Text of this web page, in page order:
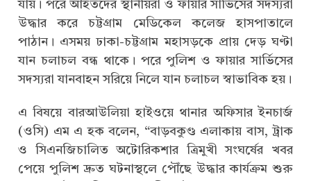
যায়। পরে আহতদের স্থানীয়রা ও ফায়ার সার্ভিসের সদস্যরা
উদ্ধার করে চট্টগ্রাম মেডিকেল কলেজ হাসপাতালে
পাঠান। এসময় ঢাকা-চট্টগ্রাম মহাসড়কে প্রায় দেড় ঘণ্টা
যান চলাচল বন্ধ থাকে। পরে পুলিশ ও ফায়ার সার্ভিসের
সদস্যরা যানবাহন সরিয়ে নিলে যান চলাচল স্বাভাবিক হয়।
এ বিষয়ে বারআউলিয়া হাইওয়ে থানার অফিসার ইনচার্জ
(ওসি) এম এ হক বলেন, “বাড়বকুণ্ড এলাকায় বাস, ট্রাক
ও সিএনজিচালিত অটোরিকশার ত্রিমুখী সংঘর্ষের খবর
পেয়ে পুলিশ দ্রুত ঘটনাস্থলে পৌঁছে উদ্ধার কার্যক্রম শুরু